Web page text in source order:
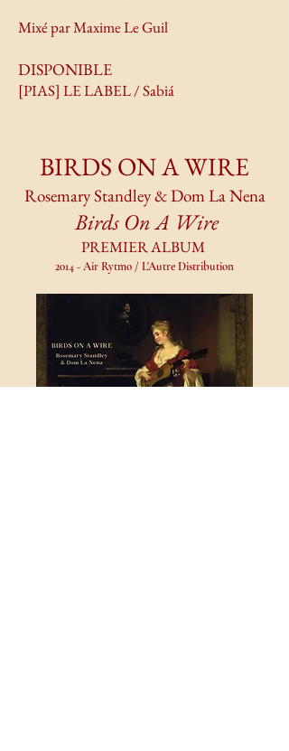
Mixé par Maxime Le Guil
DISPONIBLE
[PIAS] LE LABEL / Sabiá
BIRDS ON A WIRE
Rosemary Standley & Dom La Nena
Birds On A Wire
PREMIER ALBUM
2014 - Air Rytmo / L'Autre Distribution